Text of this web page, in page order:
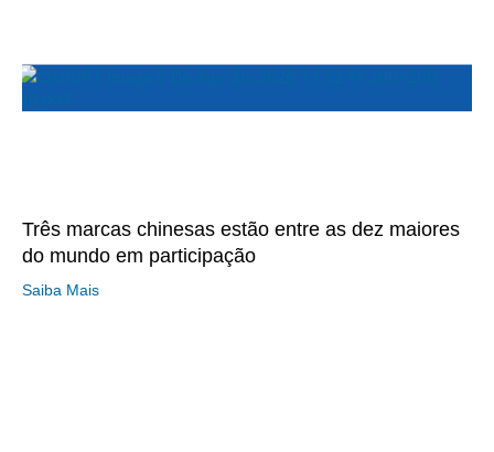
Três marcas chinesas estão entre as dez maiores
do mundo em participação
Saiba Mais